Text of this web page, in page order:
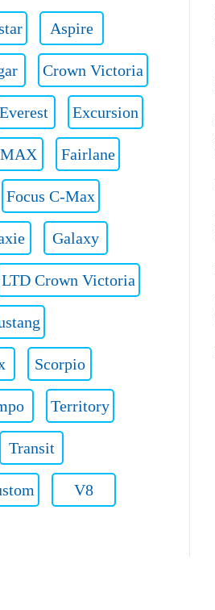
Aspire
Crown Victoria
Everest Excursion
Fairlane
Focus C-Max
Galaxy
LTD Crown Victoria
Scorpio
Territory
Transit
V8